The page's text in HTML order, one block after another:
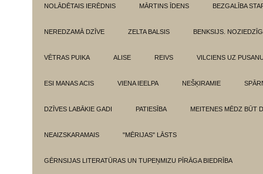
NOLĀDĒTAIS IERĒDNIS MĀRTINS ĪDENS BEZGALĪBA
NEREDZAMĀ DZĪVE ZELTA BALSIS BENKSIJS.
VĒTRAS PUIKA ALISE REIVS VILCIENS UZ
ESI MANAS ACIS VIENA IEELPA NEŠĶIRAMIE
DZĪVES LABĀKIE GADI PATIESĪBA MEITENES MĒDZ BŪT
NEAIZSKARAMAIS "MĒRIJAS" LĀSTS
GĒRNSIJAS LITERATŪRAS UN TUPEŅMIZU PĪRĀGA BIEDRĪBA